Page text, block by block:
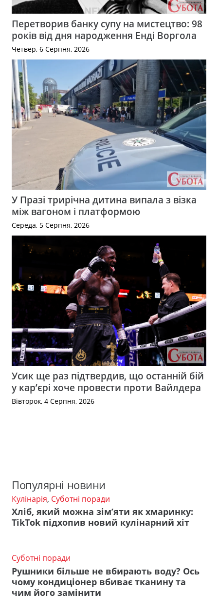
Перетворив банку супу на мистецтво: 98
років від дня народження Енді Воргола
Четвер, 6 Серпня, 2026
У Празі трирічна дитина випала з візка
між вагоном і платформою
Середа, 5 Серпня, 2026
Усик ще раз підтвердив, що останній бій
у кар’єрі хоче провести проти Вайлдера
Вівторок, 4 Серпня, 2026
Популярні новини
Кулінарія, Суботні поради
Хліб, який можна зім’яти як хмаринку:
TikTok підхопив новий кулінарний хіт
Суботні поради
Рушники більше не вбирають воду? Ось
чому кондиціонер вбиває тканину та
чим його замінити